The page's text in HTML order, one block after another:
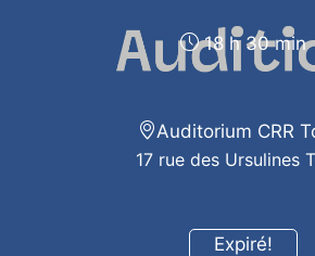
Expiré!
18 h 30 min
Auditorium CRR
17 rue des Ursulines